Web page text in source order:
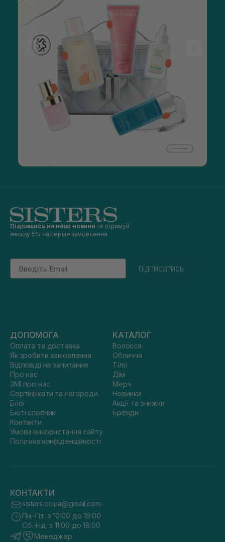
блиску й сили.
Також є незмивні засоби із серії Detangling Hair Mist та
косметика проти випадіння, для зміцнення й росту волосся.
У кожній серії можна вибрати шампунь і маску для волосся.
В Україні корейська косметика продається у великих
флаконах та одноразових саше так само, як пропонує Rated
Green офіційний сайт.
Де купити Rated Green?
В інтернет-магазині SISTERS є корейська косметика Rated
Green. Ви можете купити професійні шампуні, маски,
термозахист, парфумовані місти, незмивні олії та спреї.
Здебільшого вони призначені для жінок, але є також засоби
для дітей і чоловіків. Будьте уважні, оформлюючи
замовлення, — обов’язково читайте описи товарів.
Щоб швидко вибрати засоби для догляду за волоссям,
шкіри голови. Ознайомтеся зі складом, призначенням та
Підпишись на наші новини та отримуй
знижку 5% на перше замовлення
Email
підписатись
ДОПОМОГА
Оплата та доставка
Як зробити замовлення
Відповіді на запитання
Про нас
ЗМІ про нас
Сертифікати та нагороди
Блог
Бюті словник
Контакти
Умови використання сайту
Політика конфіденційності
КАТАЛОГ
Волосся
Обличчя
Тіло
Дім
Мерч
Новинки
Акції та знижки
Бренди
КОНТАКТИ
sisters.co.ua@gmail.com
Пн.-Пт. з 10:00 до 19:00
Сб.-Нд. з 11:00 до 18:00
Менеджер